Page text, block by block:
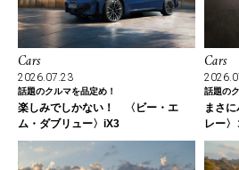
Cars
2026.07.23
話題のクルマを品定め！
楽しみでしかない！ 〈ビー・エ
ム・ダブリュー〉iX3
Cars
話題の
まさ
レー